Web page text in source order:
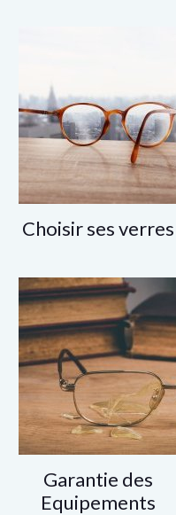
Choisir ses verres
Garantie des
Equipements